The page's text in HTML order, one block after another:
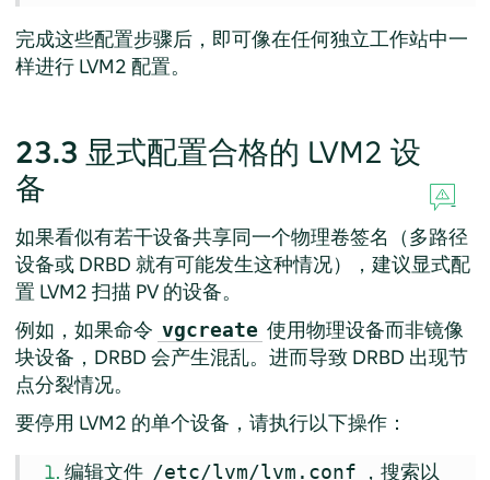
完成这些配置步骤后，即可像在任何独立工作站中一
样进行 LVM2 配置。
23.3 显式配置合格的 LVM2 设
备
如果看似有若干设备共享同一个物理卷签名（多路径
设备或 DRBD 就有可能发生这种情况），建议显式配
置 LVM2 扫描 PV 的设备。
例如，如果命令 vgcreate 使用物理设备而非镜像
块设备，DRBD 会产生混乱。进而导致 DRBD 出现节
点分裂情况。
要停用 LVM2 的单个设备，请执行以下操作：
编辑文件 /etc/lvm/lvm.conf ，搜索以